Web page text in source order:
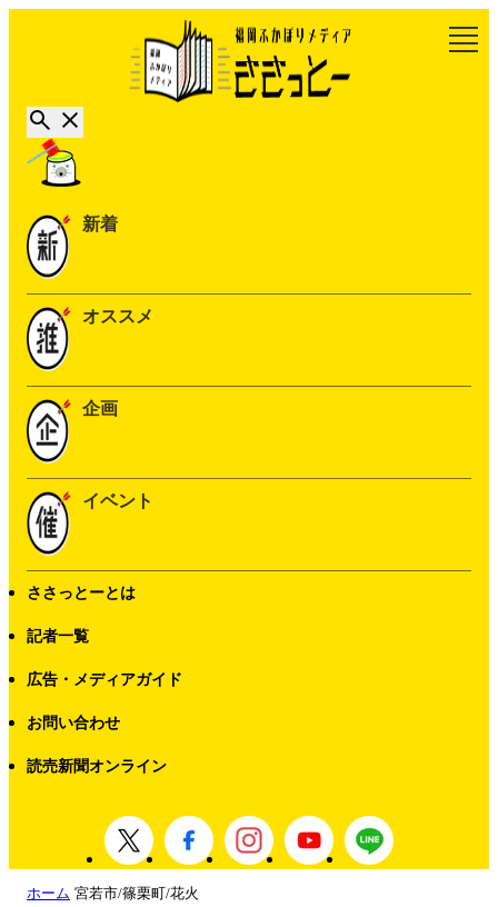
新着
オススメ
企画
イベント
ささっとーとは
記者一覧
広告・メディアガイド
お問い合わせ
読売新聞オンライン
ホーム 宮若市/篠栗町/花火